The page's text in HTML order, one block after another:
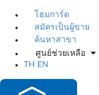
โฮมการ์ด
สมัครเป็นผู้ขาย
ค้นหาสาขา
ศูนย์ช่วยเหลือ
TH
EN